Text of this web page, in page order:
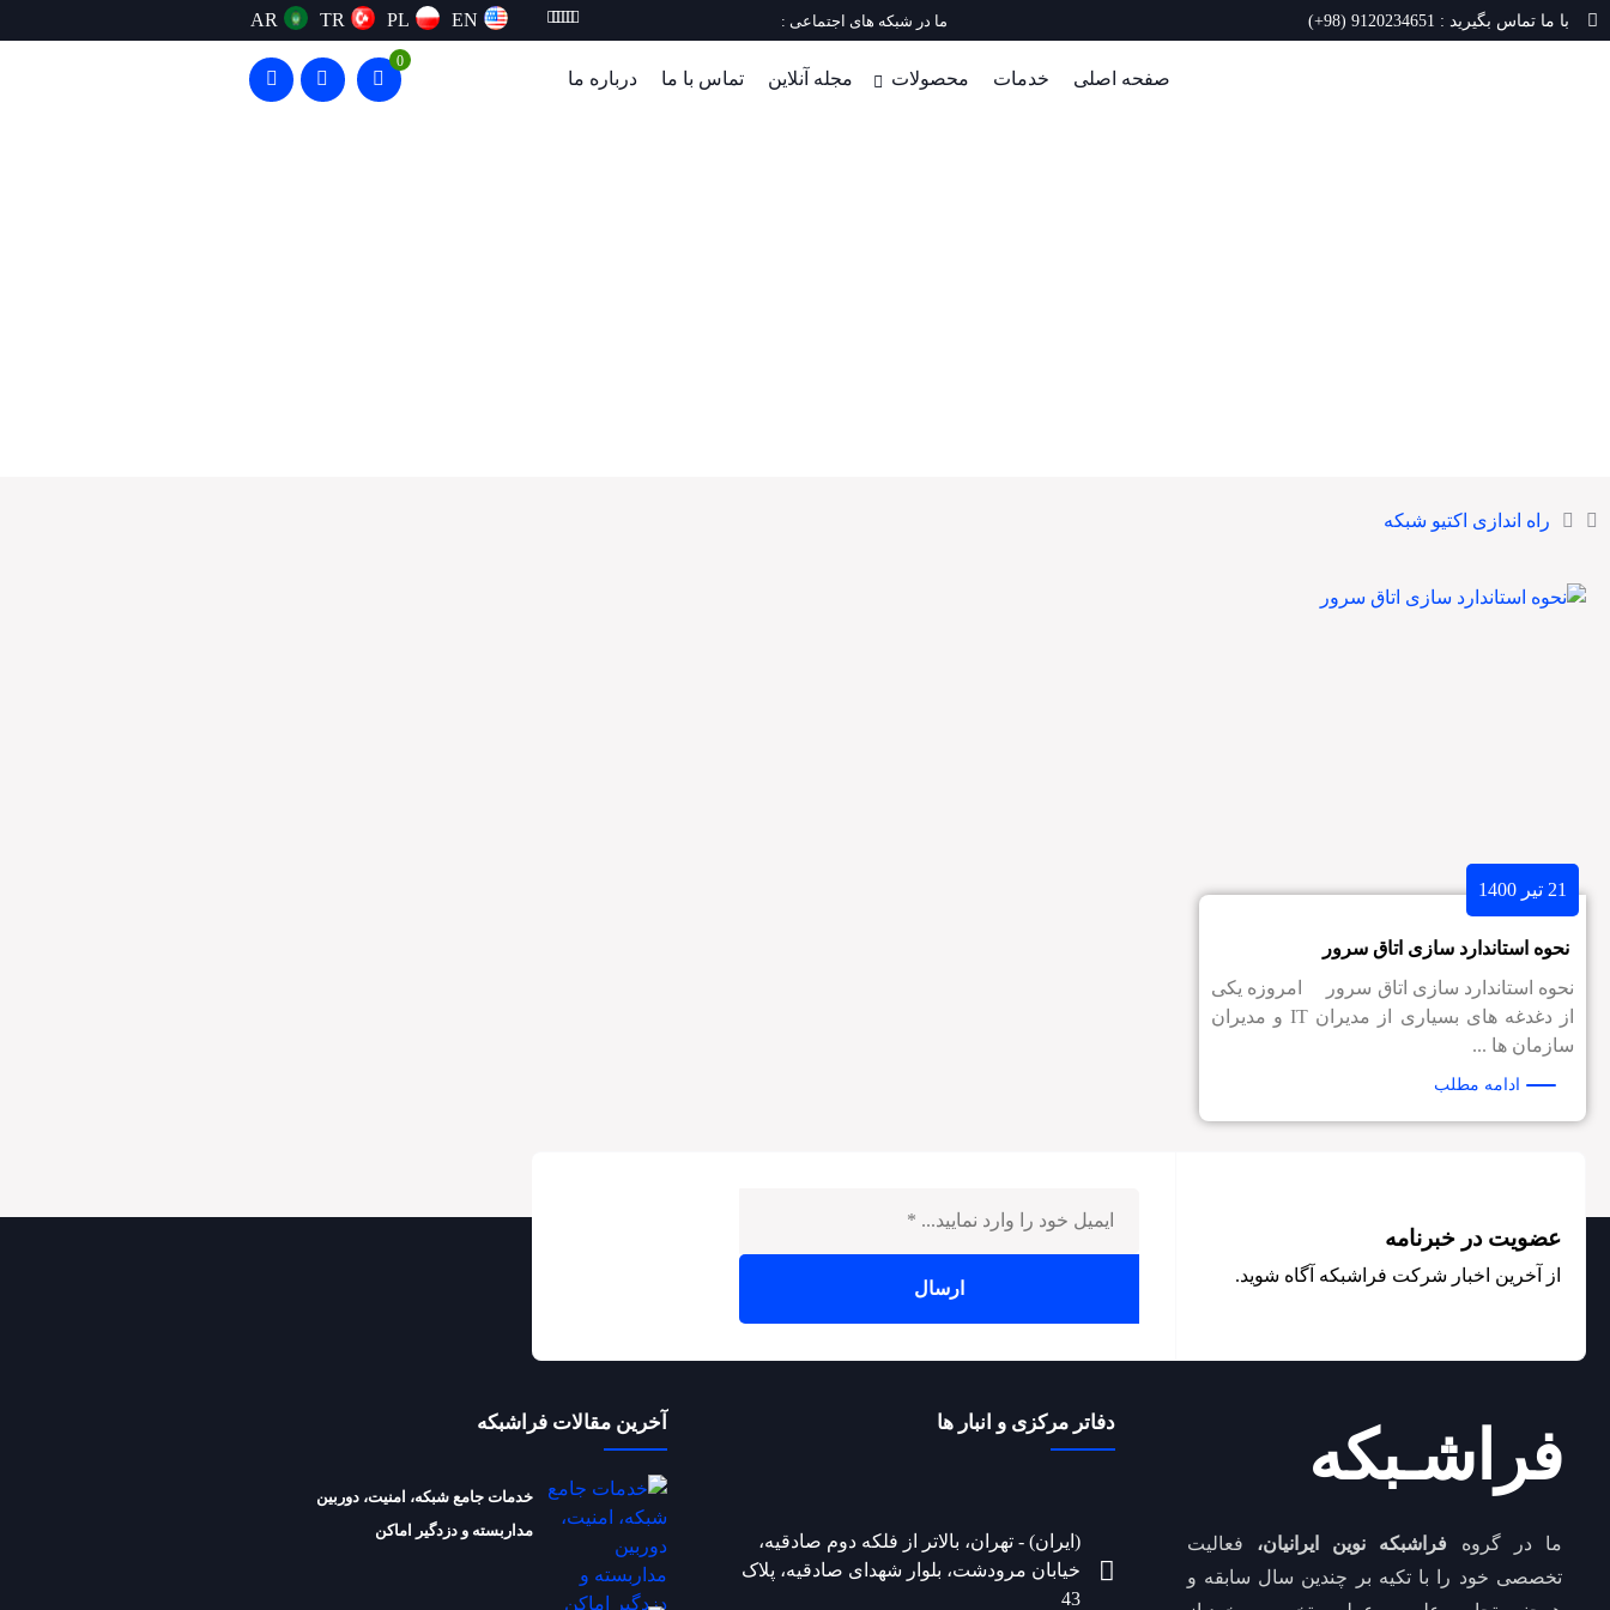
با ما تماس بگیرید : 9120234651 (98+) ما در شبکه های اجتماعی : EN
PL
TR
AR
صفحه اصلی خدمات محصولات مجله آنلاین تماس با ما درباره ما
0
راه اندازی اکتیو شبکه
21 تیر 1400
نحوه استاندارد سازی اتاق سرور
نحوه استاندارد سازی اتاق سرور امروزه یکی
از دغدغه های بسیاری از مدیران IT و مدیران
سازمان ها ...
ادامه مطلب
عضویت در خبرنامه
از آخرین اخبار شرکت فراشبکه آگاه شوید.
فراشـبکه
ما در گروه فراشبکه نوین ایرانیان، فعالیت
تخصصی خود را با تکیه بر چندین سال سابقه و
دفاتر مرکزی و انبار ها
(ایران) - تهران، بالاتر از فلکه دوم صادقیه،
خیابان مرودشت، بلوار شهدای صادقیه، پلاک
43
آخرین مقالات فراشبکه
خدمات جامع شبکه، امنیت، دوربین
مداربسته و دزدگیر اماکن